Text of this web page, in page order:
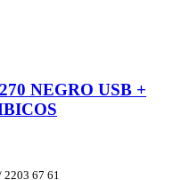
NEGRO USB +
67 61